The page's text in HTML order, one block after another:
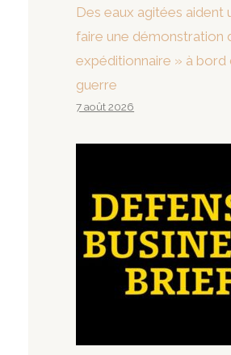
Des eaux agitées aident
faire une démonstration
expéditionnaire » à bord
guerre
7 août 2026